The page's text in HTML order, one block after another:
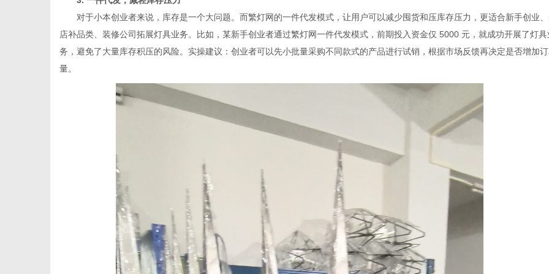
对于小本创业者来说，库存是一个大问题。而繁灯网的一件代发模式，让用户可以减少囤货和压库存压力，更适合新手创业
店补品类、装修公司拓展灯具业务。比如，某新手创业者通过繁灯网一件代发模式，前期投入资金仅 5000 元，就成功开展了灯具
务，避免了大量库存积压的风险。实操建议：创业者可以先小批量采购不同款式的产品进行试销，根据市场反馈再决定是否增加
量。